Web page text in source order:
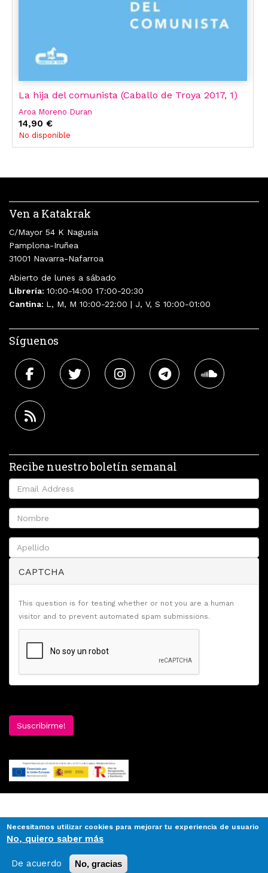
La hija del comunista (Caballo de Troya 2017, 1)
Aroa Moreno Duran
14,90 €
No disponible
Ven a Katakrak
C/Mayor 54 K Nagusia
Pamplona-Iruñea
31001 Navarra-Nafarroa
Abierto de lunes a sábado
Librería: 10:00-14:00 17:00-20:30
Cantina: L, M, M 10:00-22:00 | J, V, S 10:00-01:00
Síguenos
Recibe nuestro boletín semanal
CAPTCHA
This question is for testing whether or not you are a human
visitor and to prevent automated spam submissions.
Suscribirme!
Necesitamos utilizar cookies para mejorar tu experiencia de usuario
No, quiero saber más
De acuerdo No, gracias